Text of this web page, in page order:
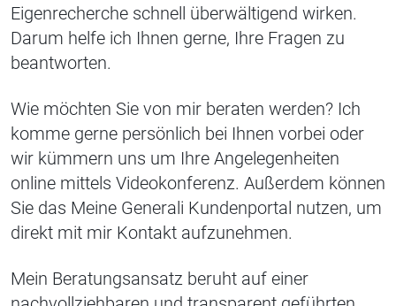
Eigenrecherche schnell überwältigend wirken.
Darum helfe ich Ihnen gerne, Ihre Fragen zu
beantworten.
Wie möchten Sie von mir beraten werden? Ich
komme gerne persönlich bei Ihnen vorbei oder
wir kümmern uns um Ihre Angelegenheiten
online mittels Videokonferenz. Außerdem können
Sie das Meine Generali Kundenportal nutzen, um
direkt mit mir Kontakt aufzunehmen.
Mein Beratungsansatz beruht auf einer